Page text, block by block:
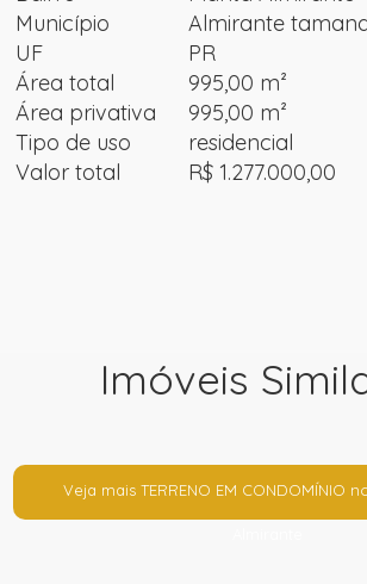
Município
Almirante
UF
PR
Área total
995,00 m²
Área privativa
995,00 m²
Tipo de uso
residencial
Valor total
R$ 1.277.000,00
Imóveis
Veja mais TERRENO EM CONDOMÍNIO